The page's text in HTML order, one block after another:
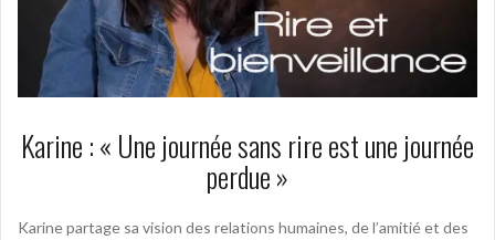
Karine : « Une journée sans rire est une journée
perdue »
Karine partage sa vision des relations humaines, de l’amitié et des